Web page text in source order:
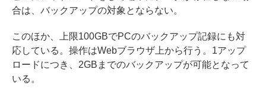
合は、バックアップの対象とならない。
このほか、上限100GBでPCのバックアップ記録にも対
応している。操作はWebブラウザ上から行う。1アップ
ロードにつき、2GBまでのバックアップが可能となって
いる。